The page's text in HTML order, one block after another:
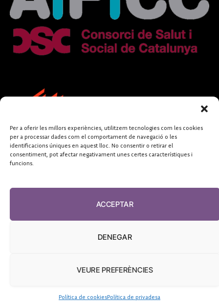
Per a oferir les millors experiències, utilitzem tecnologies com les cookies
per a processar dades com el comportament de navegació o les
identificacions úniques en aquest lloc. No consentir o retirar el
consentiment, pot afectar negativament unes certes característiques i
funcions.
ACCEPTAR
DENEGAR
VEURE PREFERÈNCIES
Política de cookiesPolítica de privadesa
FUNDACIÓ